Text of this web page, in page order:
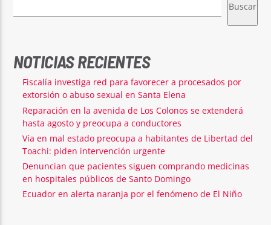
Buscar
NOTICIAS RECIENTES
Fiscalía investiga red para favorecer a procesados por
extorsión o abuso sexual en Santa Elena
Reparación en la avenida de Los Colonos se extenderá
hasta agosto y preocupa a conductores
Vía en mal estado preocupa a habitantes de Libertad del
Toachi: piden intervención urgente
Denuncian que pacientes siguen comprando medicinas
en hospitales públicos de Santo Domingo
Ecuador en alerta naranja por el fenómeno de El Niño